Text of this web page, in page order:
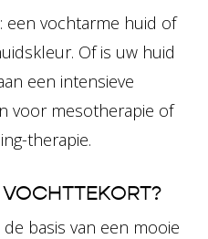
een vochtarme huid of
Of is uw huid
een intensieve
voor mesotherapie of
therapie.
basis van een mooie